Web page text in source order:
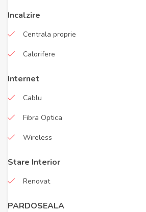
Incalzire
Centrala proprie
Calorifere
Internet
Cablu
Fibra Optica
Wireless
Stare Interior
Renovat
PARDOSEALA